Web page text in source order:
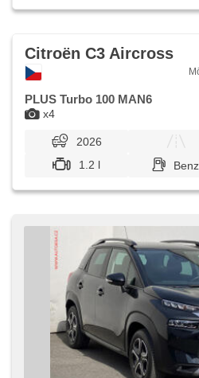
x4
Citroën C3 Aircross
PLUS Turbo 100 MAN6
2026
1.2 l